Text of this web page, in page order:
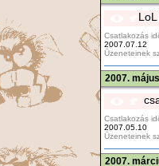
Csatlakozás
2007.07.12
Üzeneteinek
2007.
Csatlakozás
2007.05.10
Üzeneteinek
2007.